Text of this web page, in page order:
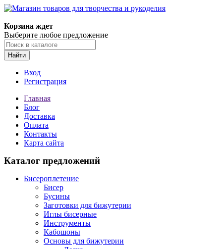
Корзина ждет
Выберите любое предложение
Найти
Вход
Регистрация
Главная
Блог
Доставка
Оплата
Контакты
Карта сайта
Каталог предложений
Бисероплетение
Бисер
Бусины
Заготовки для бижутерии
Иглы бисерные
Инструменты
Кабошоны
Основы для бижутерии